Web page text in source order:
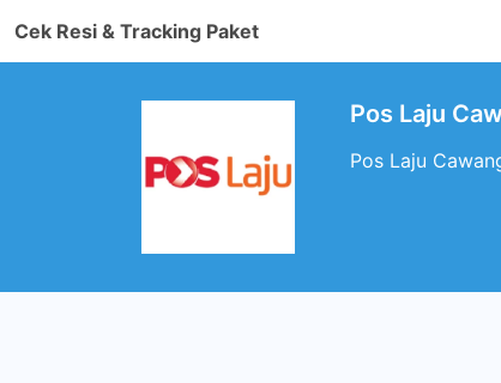
Cek Resi & Tracking Paket
Pos Laju
Pos Laju